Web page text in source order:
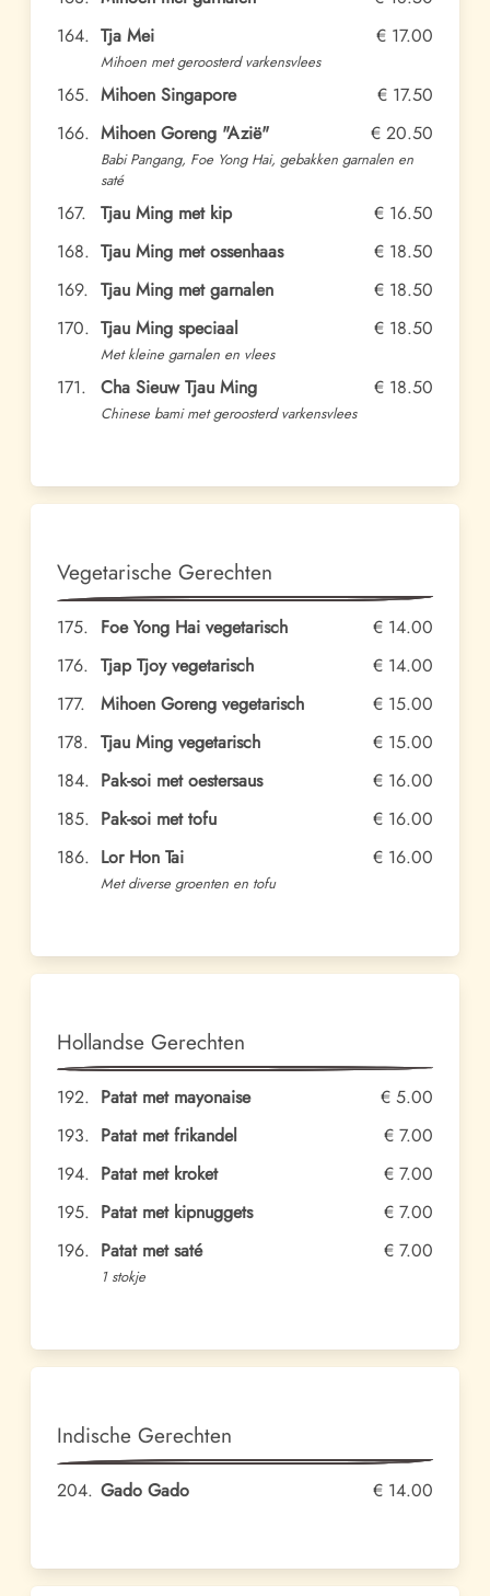
164. Tja Mei € 17.00
Mihoen met geroosterd varkensvlees
165. Mihoen Singapore
€ 17.50
166. Mihoen Goreng "Azië" € 20.50
Babi Pangang, Foe Yong Hai, gebakken garnalen en
saté
167. Tjau Ming met kip
€ 16.50
168. Tjau Ming met ossenhaas
€ 18.50
169. Tjau Ming met garnalen
€ 18.50
170. Tjau Ming speciaal € 18.50
Met kleine garnalen en vlees
171. Cha Sieuw Tjau Ming € 18.50
Chinese bami met geroosterd varkensvlees
Vegetarische Gerechten
175. Foe Yong Hai vegetarisch
€ 14.00
176. Tjap Tjoy vegetarisch
€ 14.00
177.
Mihoen Goreng vegetarisch
€ 15.00
178. Tjau Ming vegetarisch
€ 15.00
184. Pak-soi met oestersaus
€ 16.00
185. Pak-soi met tofu
€ 16.00
186. Lor Hon Tai € 16.00
Met diverse groenten en tofu
Hollandse Gerechten
192. Patat met mayonaise
€ 5.00
193. Patat met frikandel
€ 7.00
194. Patat met kroket
€ 7.00
195. Patat met kipnuggets
€ 7.00
196. Patat met saté € 7.00
1 stokje
Indische Gerechten
204. Gado Gado € 14.00